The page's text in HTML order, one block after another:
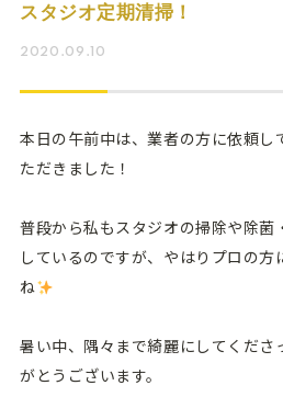
スタジオ定期清掃！
2020.09.10
本日の午前中は、業者の方に依頼し
ただきました！
普段から私もスタジオの掃除や除菌
しているのですが、やはりプロの
ね
暑い中、隅々まで綺麗にしてくださ
がとうございます。